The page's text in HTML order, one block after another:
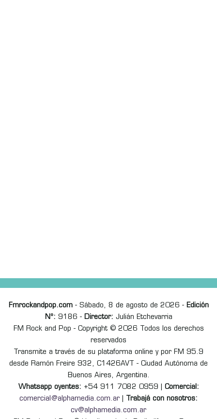
Fmrockandpop.com- Sábado, 8 de agosto de 2026 - Edición
Nº: 9186 - Director: Julián Etchevarria
FM Rock and Pop - Copyright © 2026 Todos los derechos
reservados
Transmite a través de su plataforma online y por FM 95.9
desde Ramón Freire 932, C1426AVT - Ciudad Autónoma de
Buenos Aires, Argentina.
Whatsapp oyentes: +54 911 7082 0959 | Comercial:
comercial@alphamedia.com.ar
Trabajá con nosotros:
cv@alphamedia.com.ar